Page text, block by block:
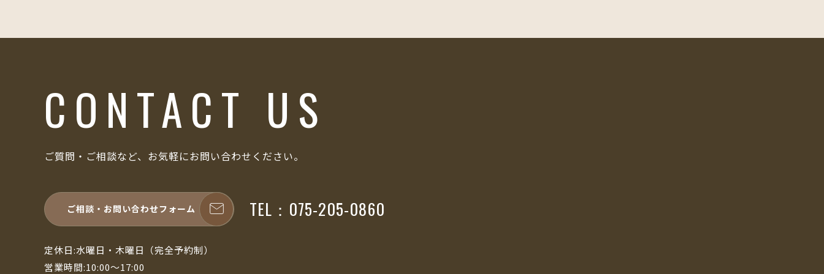
CONTACT US
ご質問・ご相談など、お気軽にお問い合わせください。
ご相談・お問い合わせフォーム TEL：075-205-0860
定休日:水曜日・木曜日（完全予約制）
営業時間:10:00～17:00